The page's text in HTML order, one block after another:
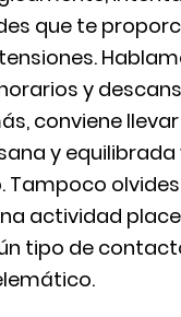
que te
y
conviene
y equilibrada
Tampoco
actividad
tipo de